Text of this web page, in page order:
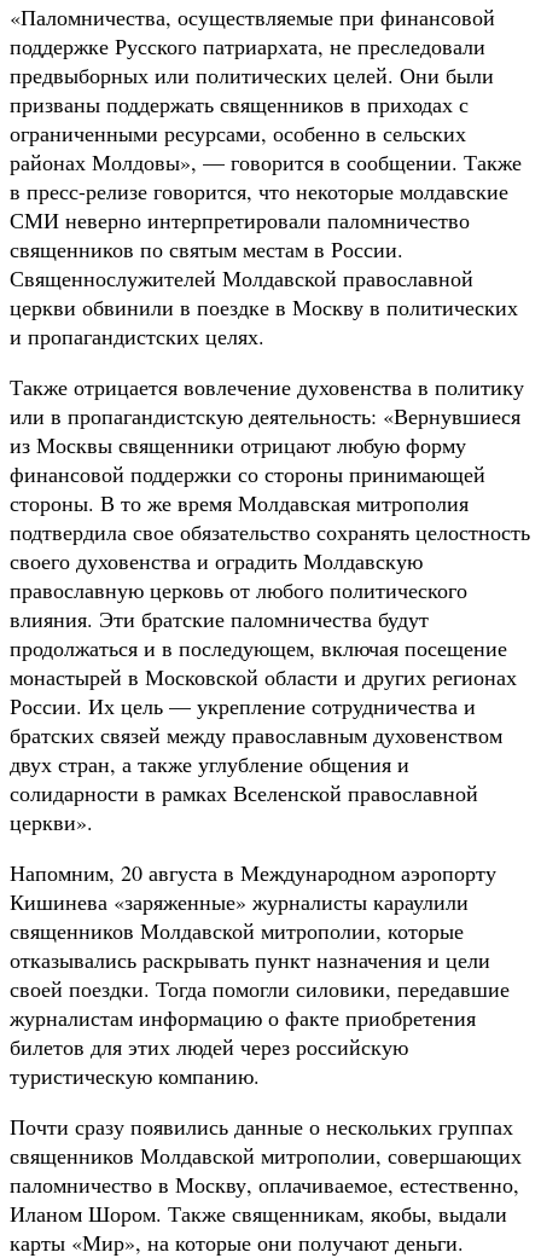
«Паломничества, осуществляемые при финансовой
поддержке Русского патриархата, не преследовали
предвыборных или политических целей. Они были
призваны поддержать священников в приходах с
ограниченными ресурсами, особенно в сельских
районах Молдовы», — говорится в сообщении. Также
в пресс-релизе говорится, что некоторые молдавские
СМИ неверно интерпретировали паломничество
священников по святым местам в России.
Священнослужителей Молдавской православной
церкви обвинили в поездке в Москву в политических
и пропагандистских целях.
Также отрицается вовлечение духовенства в политику
или в пропагандистскую деятельность: «Вернувшиеся
из Москвы священники отрицают любую форму
финансовой поддержки со стороны принимающей
стороны. В то же время Молдавская митрополия
подтвердила свое обязательство сохранять целостность
своего духовенства и оградить Молдавскую
православную церковь от любого политического
влияния. Эти братские паломничества будут
продолжаться и в последующем, включая посещение
монастырей в Московской области и других регионах
России. Их цель — укрепление сотрудничества и
братских связей между православным духовенством
двух стран, а также углубление общения и
солидарности в рамках Вселенской православной
церкви».
Напомним, 20 августа в Международном аэропорту
Кишинева «заряженные» журналисты караулили
священников Молдавской митрополии, которые
отказывались раскрывать пункт назначения и цели
своей поездки. Тогда помогли силовики, передавшие
журналистам информацию о факте приобретения
билетов для этих людей через российскую
туристическую компанию.
Почти сразу появились данные о нескольких группах
священников Молдавской митрополии, совершающих
паломничество в Москву, оплачиваемое, естественно,
Иланом Шором. Также священникам, якобы, выдали
карты «Мир», на которые они получают деньги.